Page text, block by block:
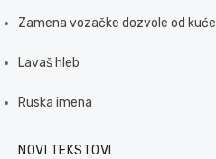
Zamena vozačke dozvole od kuće
Lavaš hleb
Ruska imena
NOVI TEKSTOVI